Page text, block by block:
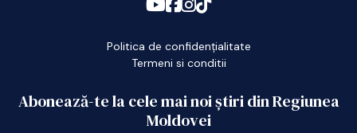
Politica de confidențialitate
Termeni si conditii
Abonează-te la cele mai noi știri din Regiunea
Moldovei